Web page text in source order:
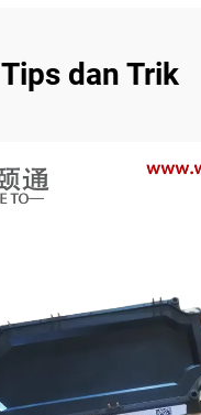
Tips dan Trik